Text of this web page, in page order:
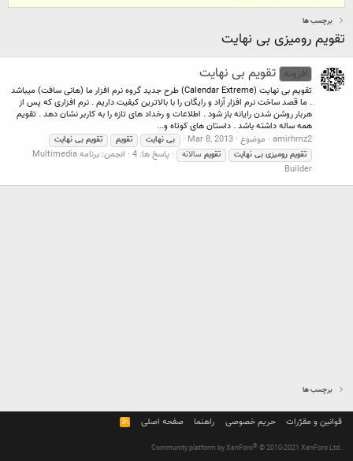
برچسب ها
تقویم رومیزی بی نهایت
افزونه تقویم بی نهایت
تقویم بی نهایت (Calendar Extreme) طرح جدید گروه نرم افزار ما (هانی سافت) میباشد
. ما قصد ساخت نرم افزار آزاد و رایگان را با بالاترین کیفیت داریم . نرم افزاری که پس از
هربار روشن شدن رایانه باز شود . اطلاعات و رخداد های تازه را به کاربر نشان دهد . تقویم
همه ساله داشته باشد . داستان های کوتاه و...
amirhmz2 موضوع Mar 8, 2013 بی نهایت تقویم تقویم بی نهایت
تقویم رومیزی بی نهایت تقویم سالانه پاسخ ها: 4 انجمن:
برنامه Multimedia
Builder
برچسب ها
قوانین و مقرّرات حریم خصوصی راهنما صفحه اصلی
R
S
Community platform by XenForo® © 2010-2021 XenForo Ltd.